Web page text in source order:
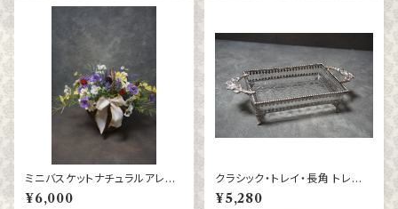
ミニバスケットナチュラルアレン
ジ
¥6,000
クラシック・トレイ・長角 トレー
小物入れ
¥5,280